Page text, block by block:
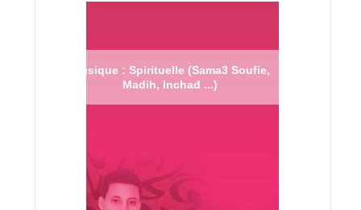
Musique : Spirituelle (Sama3 Soufie,
Madih, Inchad ...)